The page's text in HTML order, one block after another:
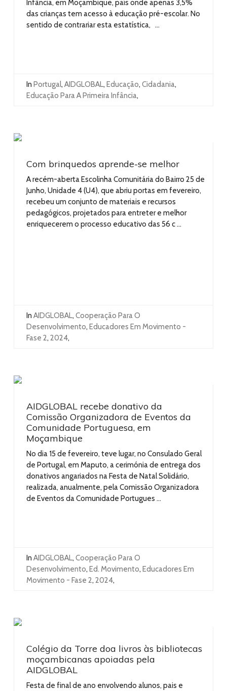
Infância, em Moçambique, país onde apenas 3,5%
das crianças tem acesso à educação pré-escolar. No
sentido de contrariar esta estatística, ...
In Portugal, AIDGLOBAL, Educação, Cidadania,
Educação Para A Primeira Infância,
Com brinquedos aprende-se melhor
A recém-aberta Escolinha Comunitária do Bairro 25 de
Junho, Unidade 4 (U4), que abriu portas em fevereiro,
recebeu um conjunto de materiais e recursos
pedagógicos, projetados para entreter e melhor
enriquecerem o processo educativo das 56 c ...
In AIDGLOBAL, Cooperação Para O
Desenvolvimento, Educadores Em Movimento -
Fase 2, 2024,
AIDGLOBAL recebe donativo da
Comissão Organizadora de Eventos da
Comunidade Portuguesa, em
Moçambique
No dia 15 de fevereiro, teve lugar, no Consulado Geral
de Portugal, em Maputo, a cerimónia de entrega dos
donativos angariados na Festa de Natal Solidário,
realizada, anualmente, pela Comissão Organizadora
de Eventos da Comunidade Portugues ...
In AIDGLOBAL, Cooperação Para O
Desenvolvimento, Ed. Movimento, Educadores Em
Movimento - Fase 2, 2024,
Colégio da Torre doa livros às bibliotecas
moçambicanas apoiadas pela
AIDGLOBAL
Festa de final de ano envolvendo alunos, pais e